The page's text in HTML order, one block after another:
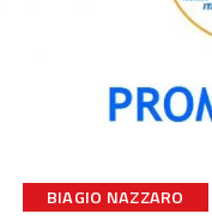
BIAGIO NAZZARO